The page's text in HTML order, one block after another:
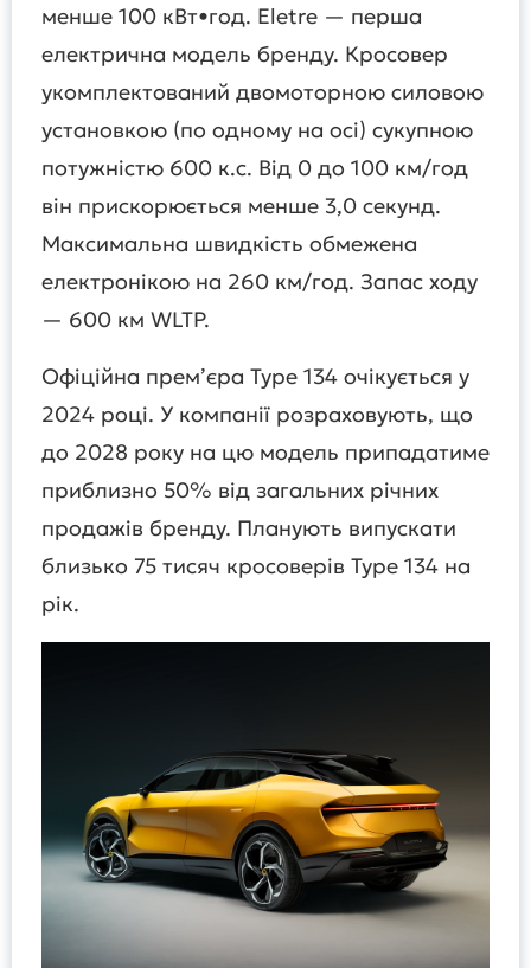
менше 100 кВт•год. Eletre — перша
електрична модель бренду. Кросовер
укомплектований двомоторною силовою
установкою (по одному на осі) сукупною
потужністю 600 к.с. Від 0 до 100 км/год
він прискорюється менше 3,0 секунд.
Максимальна швидкість обмежена
електронікою на 260 км/год. Запас ходу
— 600 км WLTP.
Офіційна прем’єра Type 134 очікується у
2024 році. У компанії розраховують, що
до 2028 року на цю модель припадатиме
приблизно 50% від загальних річних
продажів бренду. Планують випускати
близько 75 тисяч кросоверів Type 134 на
рік.